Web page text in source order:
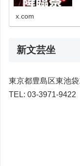
x.com
新文芸坐
東京都豊島区東池
TEL: 03-3971-9422